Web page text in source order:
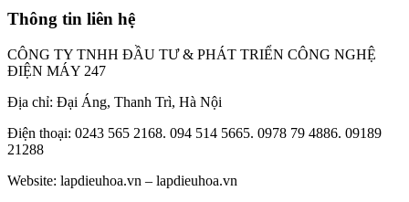
Thông tin liên hệ
CÔNG TY TNHH ĐẦU TƯ & PHÁT TRIỂN CÔNG NGHỆ
ĐIỆN MÁY 247
Địa chỉ: Đại Áng, Thanh Trì, Hà Nội
Điện thoại: 0243 565 2168. 094 514 5665. 0978 79 4886. 09189
21288
Website: lapdieuhoa.vn – lapdieuhoa.vn